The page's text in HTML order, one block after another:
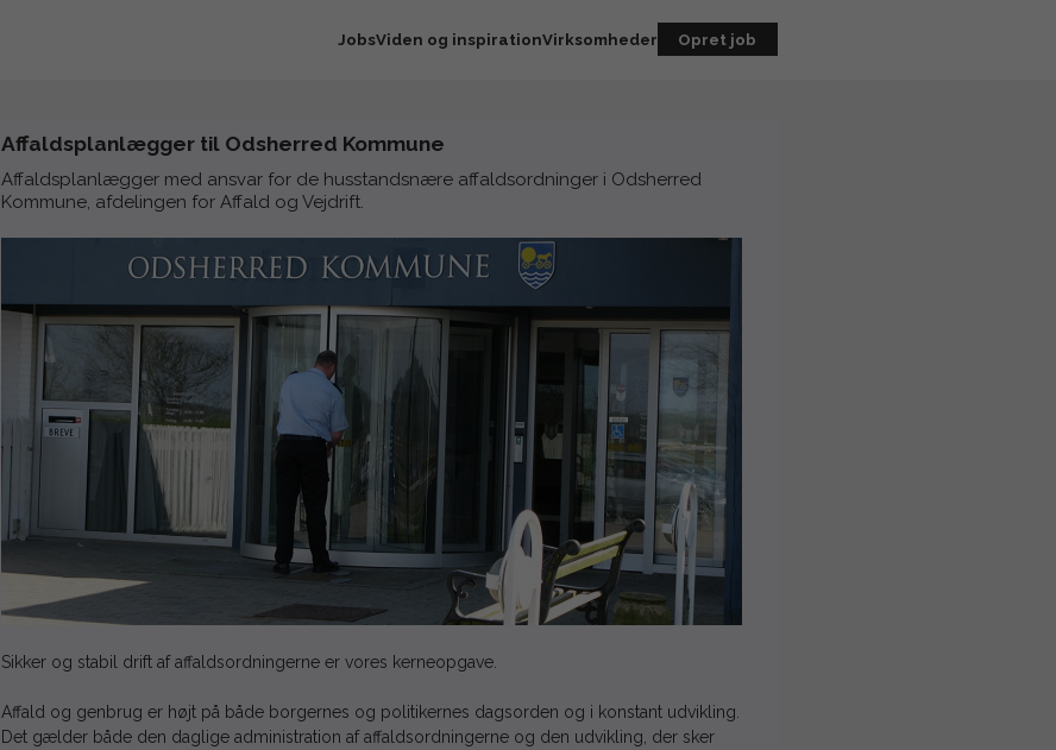
JobsViden og inspirationVirksomheder Opret job
Affaldsplanlægger til Odsherred Kommune
Affaldsplanlægger med ansvar for de husstandsnære affaldsordninger i Odsherred
Kommune, afdelingen for Affald og Vejdrift.
Sikker og stabil drift af affaldsordningerne er vores kerneopgave.
Affald og genbrug er højt på både borgernes og politikernes dagsorden og i konstant udvikling.
Det gælder både den daglige administration af affaldsordningerne og den udvikling, der sker